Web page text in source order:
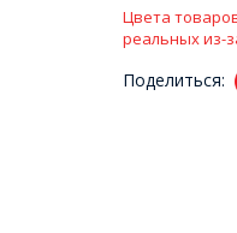
Цвета
реальных из-
Поделиться: